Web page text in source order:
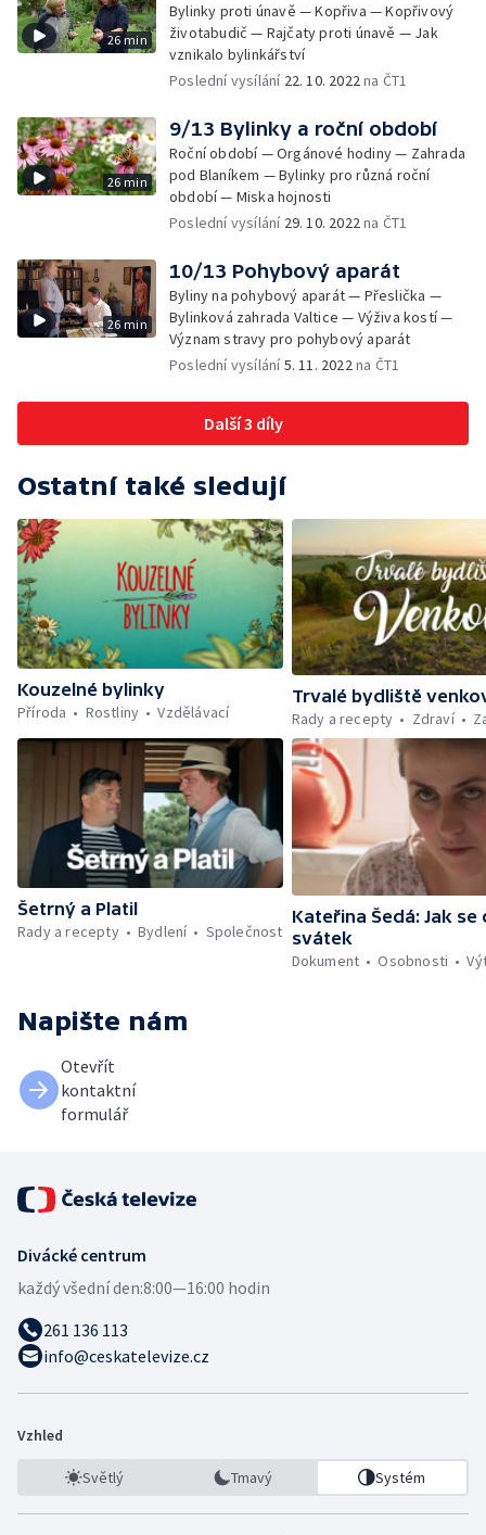
26 min
Bylinky proti únavě — Kopřiva — Kopřivový
životabudič — Rajčaty proti únavě — Jak
vznikalo bylinkářství
Poslední vysílání 22. 10. 2022na ČT1
26 min
9/13 Bylinky a roční období
Roční období — Orgánové hodiny — Zahrada
pod Blaníkem — Bylinky pro různá roční
období — Miska hojnosti
Poslední vysílání 29. 10. 2022na ČT1
26 min
10/13 Pohybový aparát
Byliny na pohybový aparát — Přeslička —
Bylinková zahrada Valtice — Výživa kostí —
Význam stravy pro pohybový aparát
Poslední vysílání5. 11. 2022na ČT1
Další 3 díly
Ostatní také sledují
Kouzelné bylinky
Příroda
Rostliny Vzdělávací
Trvalé bydliště
Rady a recepty
Zdraví
Šetrný a Platil
Rady a recepty
Bydlení Společnost
Kateřina Šedá: Jak se
svátek
Dokument
Osobnosti
Napište nám
Otevřít
kontaktní
formulář
Divácké centrum
každý všední den:8:00—16:00 hodin
261 136 113
info@ceskatelevize.cz
Vzhled
Světlý Tmavý Systém